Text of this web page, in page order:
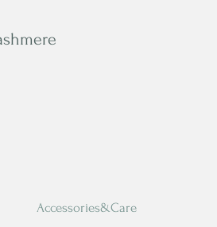
Accessories&Care